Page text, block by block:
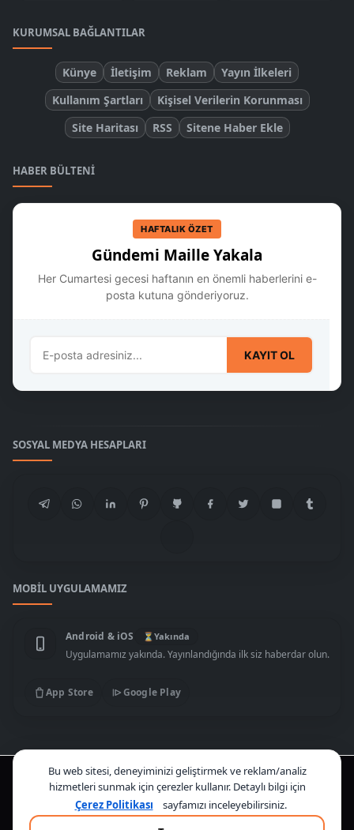
KURUMSAL BAĞLANTILAR
Künye İletişim Reklam
Yayın İlkeleri
Kullanım Şartları
Kişisel Verilerin Korunması
Site Haritası
RSS Sitene Haber Ekle
HABER BÜLTENI
HAFTALIK ÖZET
Gündemi Maille Yakala
Her Cumartesi gecesi haftanın en önemli haberlerini e-
posta kutuna gönderiyoruz.
KAYIT OL
SOSYAL MEDYA HESAPLARI
MOBIL UYGULAMAMIZ
Android & iOS ⏳ Yakında
Uygulamamız yakında. Yayınlandığında ilk siz haberdar olun.
App Store Google Play
© 2026 Habersitesi.gen.tr
Çerez Politikası
Gizlilik Politikası
Çerez bildirimi
Bu web sitesi, deneyiminizi geliştirmek ve reklam/analiz
hizmetleri sunmak için çerezler kullanır. Detaylı bilgi için
Çerez Politikası
sayfamızı inceleyebilirsiniz.